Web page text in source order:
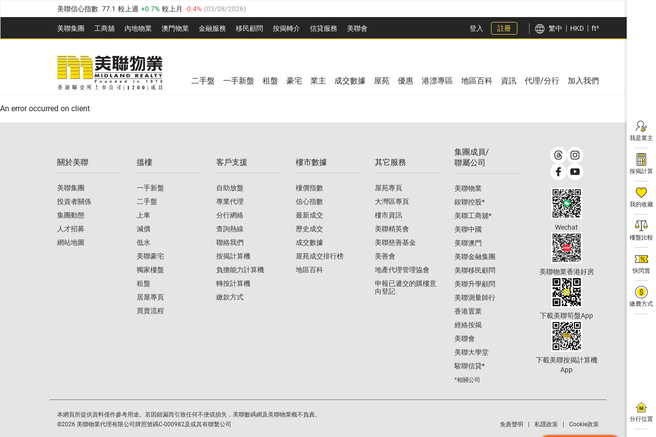
美聯信心指數 77.1 較上週 0.7% 較上月 -0.4% (03/08/2026)
全港樓價指數 149.1 較上週 0% 較上月 0.4% (03/08/2026)
港島樓價指數 157.4 較上週 -0.3% 較上月 -0.8% (03/08/2026)
九龍樓價指數 156.4 較上週 -0.1%
新界樓價指數 134.8 較上週 0.1% 0.9% 03/08/2026
美聯信心指數 77.1 較上週 0.7% 較上月
美聯集團 工商舖 內地物業 澳門物業 金融服務 移民顧問 按揭轉介 信貸服務 美聯會
全港樓價指數 149.1 較上週 0% 較上月
美聯信心指數 較上週 0.7% 03/08/2026)
登入 註冊 繁中 HKD ft²
我是業主
按揭計算
我的收藏
樓盤比較
快閃賞
繳費方式
分行位置
二手盤 一手新盤 租盤 豪宅 業主 成交數據 屋苑 優惠 港漂專區 地區百科 資訊 代理/分行 加入我們
An error occurred on client
關於美聯
美聯集團
投資者關係
集團動態
人才招募
網站地圖
搵樓
一手新盤
二手盤
上車
減價
低水
美聯豪宅
獨家樓盤
租盤
居屋專頁
買賣流程
客戶支援
自助放盤
專業代理
分行網絡
查詢熱線
聯絡我們
按揭計算機
負擔能力計算機
轉按計算機
繳款方式
樓市數據
樓價指數
信心指數
最新成交
歷史成交
成交數據
屋苑成交排行榜
地區百科
其它服務
屋苑專頁
大灣區專頁
樓市資訊
美聯精英會
美聯慈善基金
美善會
地產代理管理協會
申報已遞交的購樓意
向登記
集團成員/
聯屬公司
美聯物業
鋑聯控股*
美聯工商舖*
美聯中國
美聯澳門
美聯金融集團
美聯移民顧問
美聯升學顧問
美聯測量師行
香港置業
經絡按揭
美聯會
美聯大學堂
駿聯信貸*
*相關公司
Wechat
美聯物業香港好房
下載美聯筍盤App
下載美聯按揭計算機
App
本網頁所提供資料僅作參考用途。若因錯漏而引致任何不便或損失，美聯數碼網及美聯物業概不負責。
©2026 美聯物業代理有限公司牌照號碼C-000982及或其有聯繫公司 免責聲明 私隱政策 Cookie政策